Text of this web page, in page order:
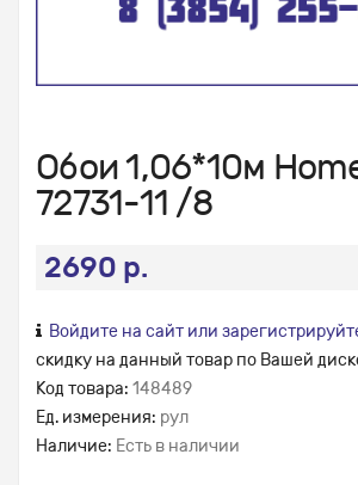
Обои 1,06*10м
72731-11 /8
2690 р.
Войдите на сайт или
скидку на данный товар по Вашей
Код товара: 148489
Ед. измерения: рул
Наличие: Есть в наличии